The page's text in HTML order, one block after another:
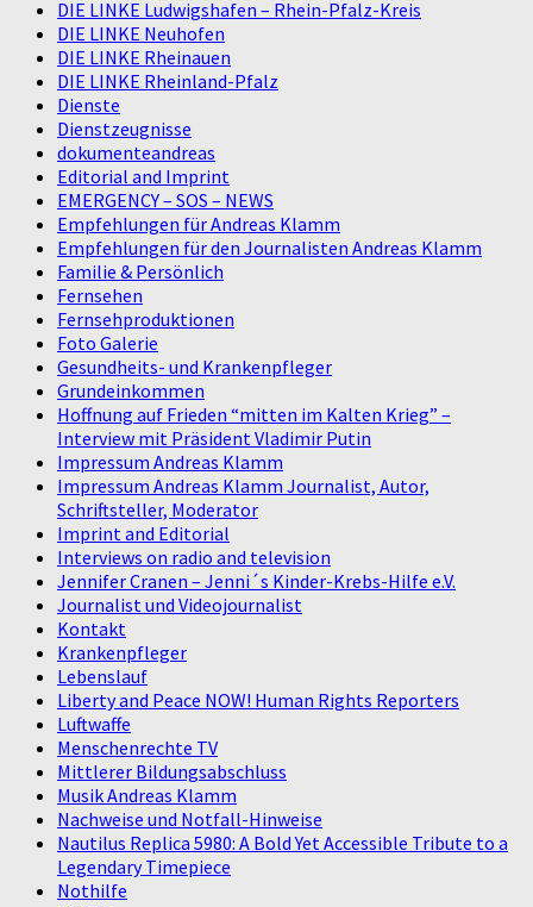
DIE LINKE Ludwigshafen – Rhein-Pfalz-Kreis
DIE LINKE Neuhofen
DIE LINKE Rheinauen
DIE LINKE Rheinland-Pfalz
Dienste
Dienstzeugnisse
dokumenteandreas
Editorial and Imprint
EMERGENCY – SOS – NEWS
Empfehlungen für Andreas Klamm
Empfehlungen für den Journalisten Andreas Klamm
Familie & Persönlich
Fernsehen
Fernsehproduktionen
Foto Galerie
Gesundheits- und Krankenpfleger
Grundeinkommen
Hoffnung auf Frieden “mitten im Kalten Krieg” –
Interview mit Präsident Vladimir Putin
Impressum Andreas Klamm
Impressum Andreas Klamm Journalist, Autor,
Schriftsteller, Moderator
Imprint and Editorial
Interviews on radio and television
Jennifer Cranen – Jenni´s Kinder-Krebs-Hilfe e.V.
Journalist und Videojournalist
Kontakt
Krankenpfleger
Lebenslauf
Liberty and Peace NOW! Human Rights Reporters
Luftwaffe
Menschenrechte TV
Mittlerer Bildungsabschluss
Musik Andreas Klamm
Nachweise und Notfall-Hinweise
Nautilus Replica 5980: A Bold Yet Accessible Tribute to a
Legendary Timepiece
Nothilfe